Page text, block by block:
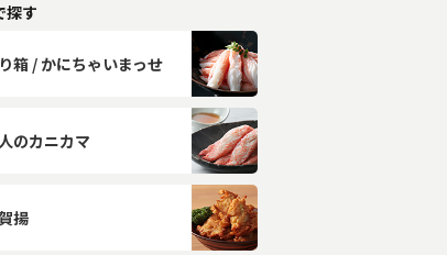
探す
箱 / かにちゃいまっせ
のカニカマ
揚